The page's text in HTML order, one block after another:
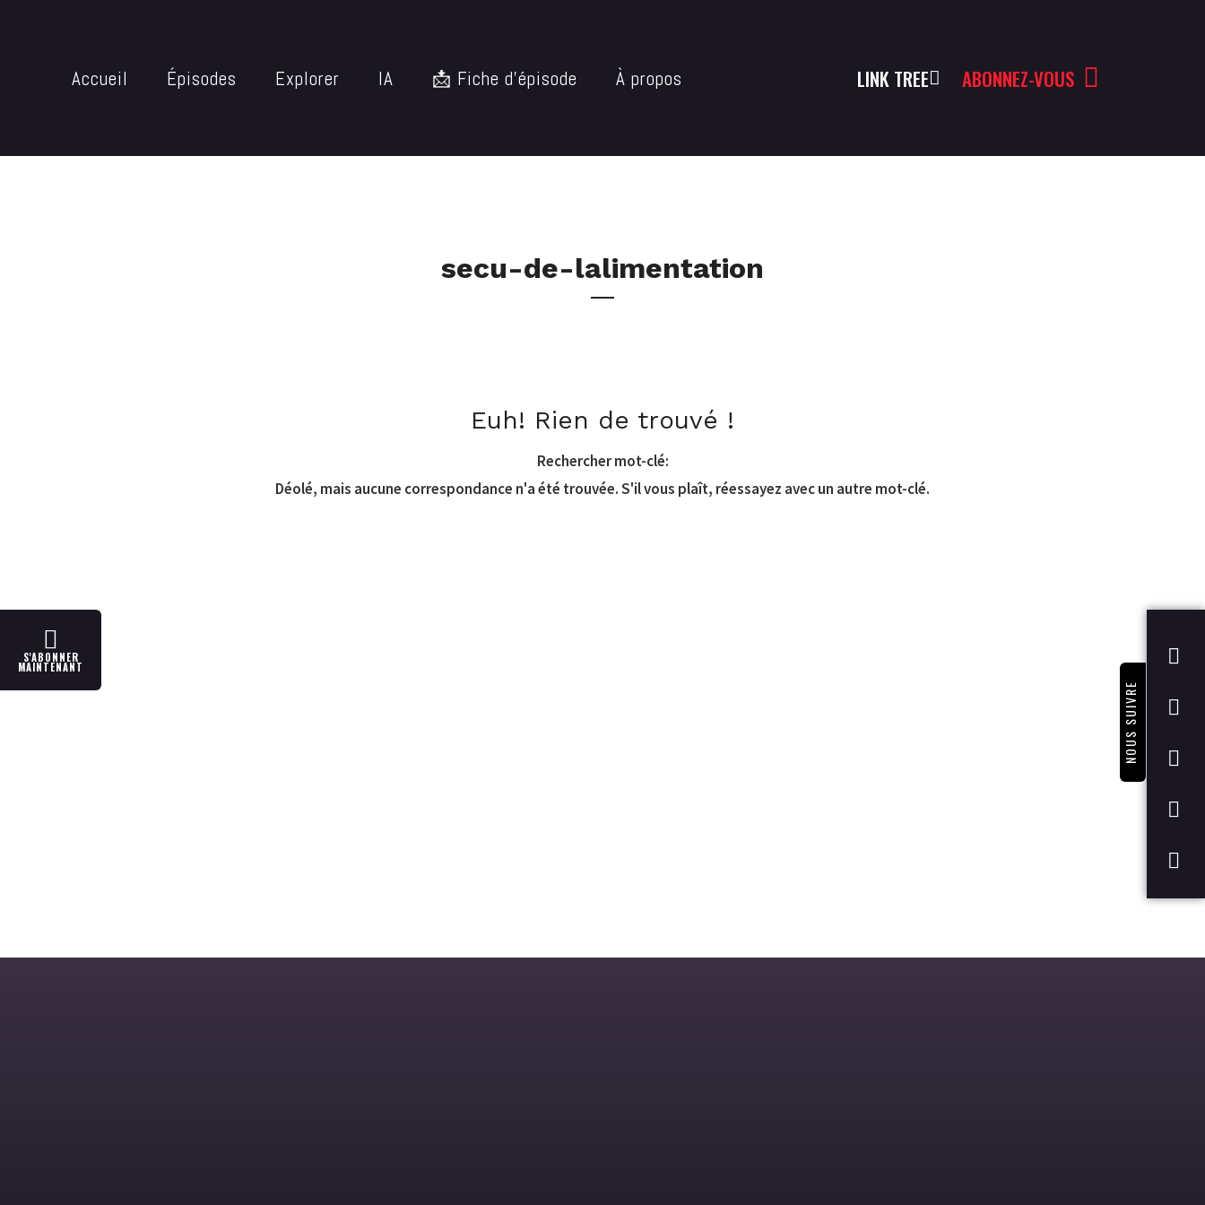
Accueil Épisodes Explorer IA 📩 Fiche d’épisode À propos LINK TREE ABONNEZ-VOUS
NOUS SUIVRE
S'ABONNER
MAINTENANT
secu-de-lalimentation
Euh! Rien de trouvé !
Rechercher mot-clé:
Déolé, mais aucune correspondance n'a été trouvée. S'il vous plaît, réessayez avec un autre mot-clé.